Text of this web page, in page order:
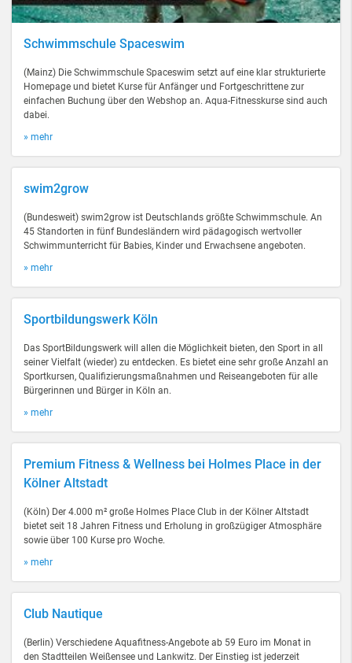
Schwimmschule Spaceswim
(Mainz) Die Schwimmschule Spaceswim setzt auf eine klar strukturierte
Homepage und bietet Kurse für Anfänger und Fortgeschrittene zur
einfachen Buchung über den Webshop an. Aqua-Fitnesskurse sind auch
dabei.
» mehr
swim2grow
(Bundesweit) swim2grow ist Deutschlands größte Schwimmschule. An
45 Standorten in fünf Bundesländern wird pädagogisch wertvoller
Schwimmunterricht für Babies, Kinder und Erwachsene angeboten.
» mehr
Sportbildungswerk Köln
Das SportBildungswerk will allen die Möglichkeit bieten, den Sport in all
seiner Vielfalt (wieder) zu entdecken. Es bietet eine sehr große Anzahl an
Sportkursen, Qualifizierungsmaßnahmen und Reiseangeboten für alle
Bürgerinnen und Bürger in Köln an.
» mehr
Premium Fitness & Wellness bei Holmes Place in der
Kölner Altstadt
(Köln) Der 4.000 m² große Holmes Place Club in der Kölner Altstadt
bietet seit 18 Jahren Fitness und Erholung in großzügiger Atmosphäre
sowie über 100 Kurse pro Woche.
» mehr
Club Nautique
(Berlin) Verschiedene Aquafitness-Angebote ab 59 Euro im Monat in
den Stadtteilen Weißensee und Lankwitz. Der Einstieg ist jederzeit